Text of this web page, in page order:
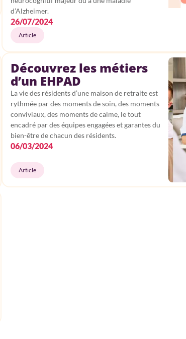
d’Alzheimer.
26/07/2024
Article
Découvrez les métiers
d’un EHPAD
La vie des résidents d’une maison de retraite est
rythmée par des moments de soin, des moments
conviviaux, des moments de calme, le tout
encadré par des équipes engagées et garantes du
bien-être de chacun des résidents.
06/03/2024
Article